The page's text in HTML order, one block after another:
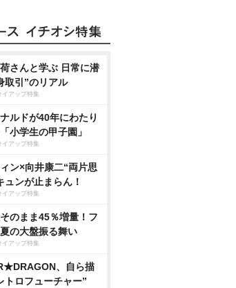
さんと学ぶ 日常に潜
取引”のリアル
イアップ特集
ルドが40年にわたり
小学生の甲子園」
イアップ特集
ン×向井康二“両片思
ュンが止まらん！
イアップ特集
のまま45％増量！フ
の大盤振る舞い
イアップ特集
、自ら描
トロフューチャー”